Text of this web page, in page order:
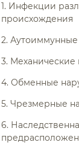
1. Инфекции
происхождения
2.
3.
4. Обменные
5. Чрезмерные
6.